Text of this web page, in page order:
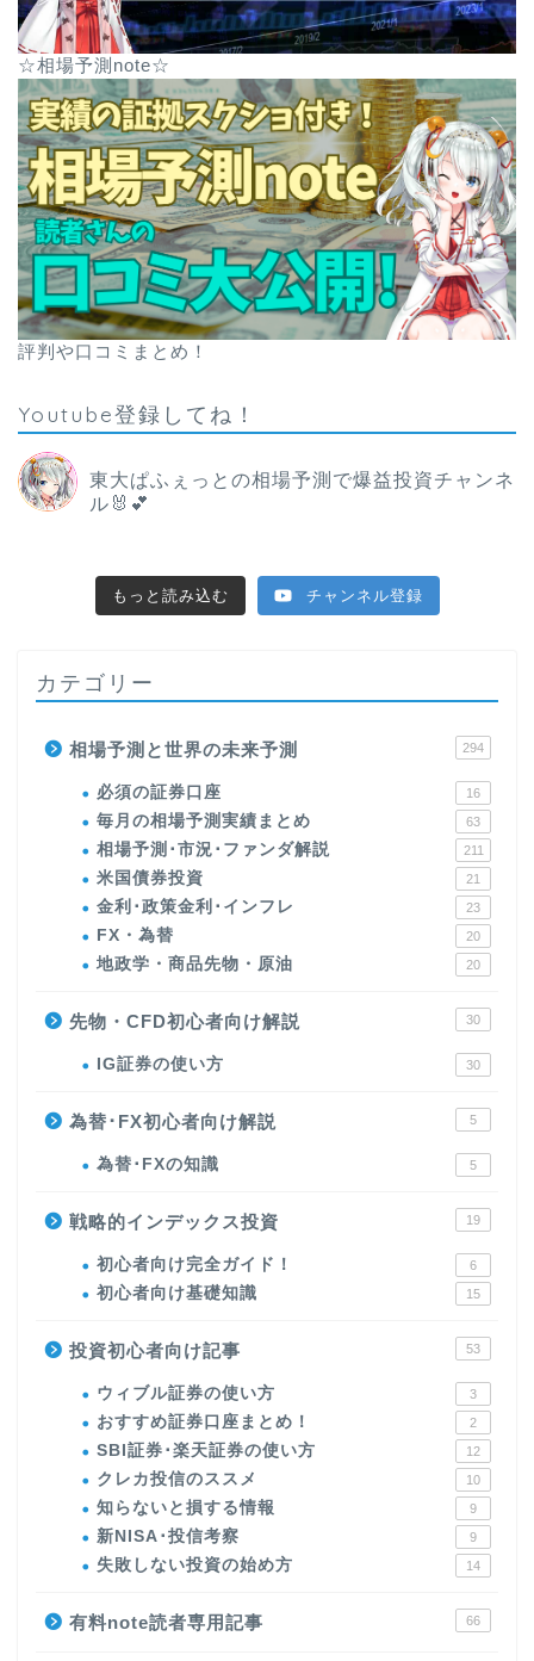
☆相場予測note☆
評判や口コミまとめ！
Youtube登録してね！
東大ぱふぇっとの相場予測で爆益投資チャンネ
ル🐰💕
もっと読み込む チャンネル登録
カテゴリー
相場予測と世界の未来予測 294
必須の証券口座 16
毎月の相場予測実績まとめ 63
相場予測･市況･ファンダ解説 211
米国債券投資 21
金利･政策金利･インフレ 23
FX・為替 20
地政学・商品先物・原油 20
先物・CFD初心者向け解説 30
IG証券の使い方 30
為替･FX初心者向け解説 5
為替･FXの知識 5
戦略的インデックス投資 19
初心者向け完全ガイド！ 6
初心者向け基礎知識 15
投資初心者向け記事 53
ウィブル証券の使い方 3
おすすめ証券口座まとめ！ 2
SBI証券･楽天証券の使い方 12
クレカ投信のススメ 10
知らないと損する情報 9
新NISA･投信考察 9
失敗しない投資の始め方 14
有料note読者専用記事 66